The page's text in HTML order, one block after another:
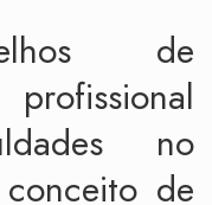
de
no
de